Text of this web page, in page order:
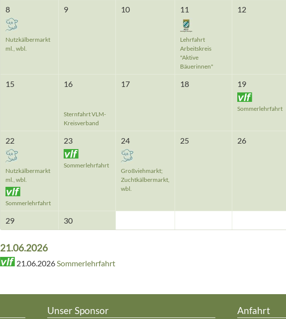
8
Nutzkälbermarkt
ml., wbl.
9 10 11
Lehrfahrt
Arbeitskreis
"Aktive
Bäuerinnen"
12
15 16
Sternfahrt VLM-
Kreisverband
17 18 19
Sommerlehrfahrt
22
Nutzkälbermarkt
ml., wbl.
Sommerlehrfahrt
23
Sommerlehrfahrt
24
Großviehmarkt;
Zuchtkälbermarkt,
wbl.
25 26
29 30
21.06.2026
21.06.2026Sommerlehrfahrt
Unser Sponsor Anfahrt